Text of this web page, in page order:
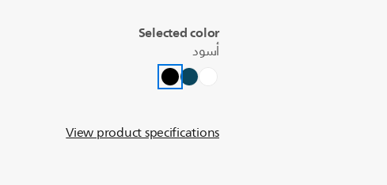
Selected color
أسود
View product specifications